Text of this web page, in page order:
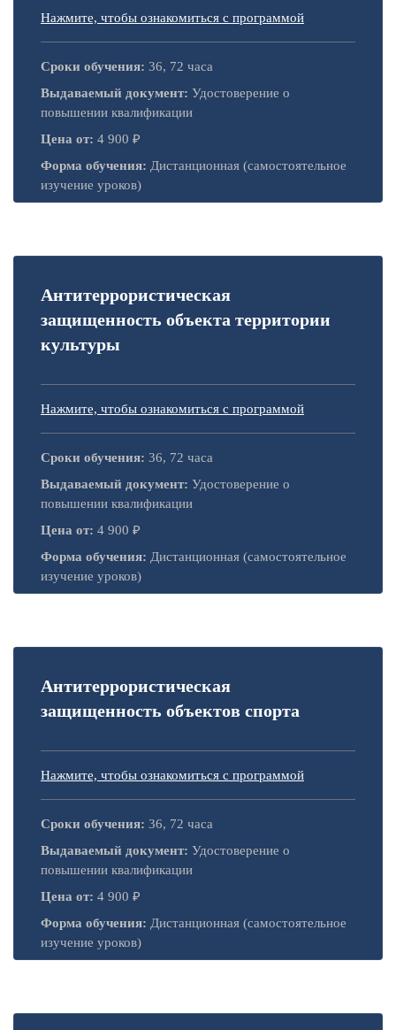
Нажмите, чтобы ознакомиться с программой
Сроки обучения: 36, 72 часа
Выдаваемый документ: Удостоверение о
повышении квалификации
Цена от: 4 900 ₽
Форма обучения: Дистанционная (самостоятельное
изучение уроков)
Антитеррористическая
защищенность объекта территории
культуры
Нажмите, чтобы ознакомиться с программой
Сроки обучения: 36, 72 часа
Выдаваемый документ: Удостоверение о
повышении квалификации
Цена от: 4 900 ₽
Форма обучения: Дистанционная (самостоятельное
изучение уроков)
Антитеррористическая
защищенность объектов спорта
Нажмите, чтобы ознакомиться с программой
Сроки обучения: 36, 72 часа
Выдаваемый документ: Удостоверение о
повышении квалификации
Цена от: 4 900 ₽
Форма обучения: Дистанционная (самостоятельное
изучение уроков)